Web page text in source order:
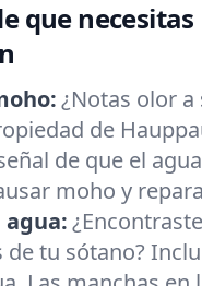
que necesitas
¿Notas olor
de
de que el
moho y
agua:
tu sótano?